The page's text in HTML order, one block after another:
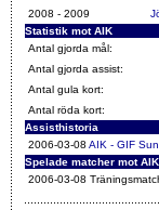
2008 - 2009
Statistik mot AIK
Antal gjorda mål:
Antal gjorda assist:
Antal gula kort:
Antal röda kort:
Assisthistoria
2006-03-08 AIK - GIF
Spelade matcher mot
2006-03-08